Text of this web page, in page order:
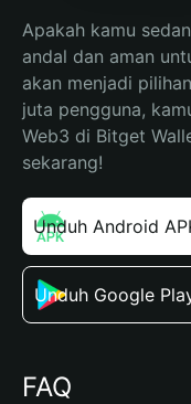
Apakah kamu
andal dan aman
akan menjadi
juta pengguna,
Web3 di Bitget
sekarang!
Unduh Android
Unduh Google
FAQ